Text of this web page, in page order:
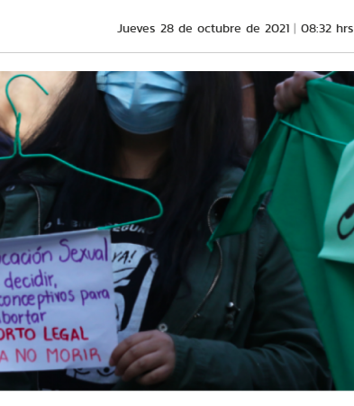
Jueves 28 de octubre de 2021 08:32 hrs